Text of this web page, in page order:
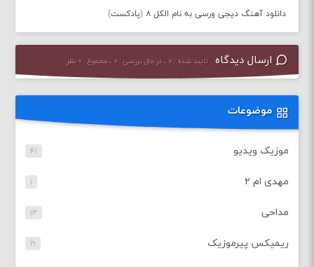
دانلود آهنگ دیجی ورسی به نام الکل ۸ (پادکست)
ارسال دیدگاه تایید شده : ۰ ، در حال بررسی : ۰ ، مجموع : ۰ نظر
موضوعات
موزیک ویدیو ۴۱
مهدی ام ۲ ۱
مداحی ۱۳
ریمیکس پیرموزیک ۲۱